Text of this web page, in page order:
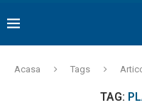
Acasa Tags
TAG: